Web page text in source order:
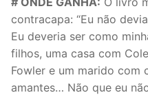
contracapa: “Eu não
Eu deveria ser como
filhos, uma casa com
Fowler e um marido com
amantes… Não que eu